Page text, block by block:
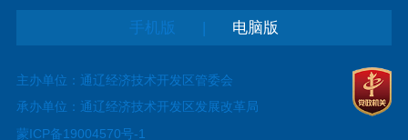
手机版 | 电脑版
主办单位：通辽经济技术开发区管委会
承办单位：通辽经济技术开发区发展改革局
蒙ICP备19004570号-1